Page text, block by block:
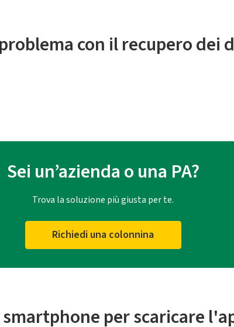
con il recupero dei
Sei un’azienda o una PA?
Trova la soluzione più giusta per te.
Richiedi una colonnina
per scaricare